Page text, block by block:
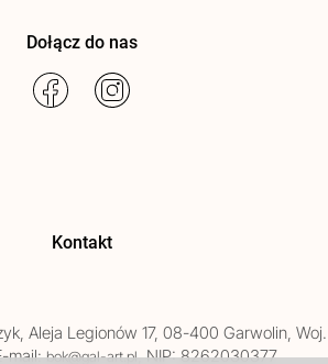
Dołącz do nas
Kontakt
, Aleja Legionów 17, 08-400 Garwolin, Woj.
mail:bok@gal-art.pl, NIP: 8262030377